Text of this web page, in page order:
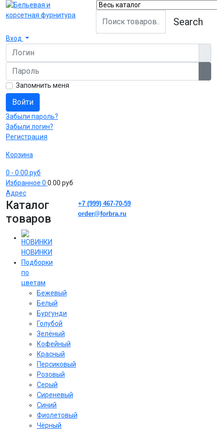
Search
Вход
Логин
Пароль
Запомнить меня
Войти
Забыли пароль?
Забыли логин?
Регистрация
Корзина
0 - 0.00 руб
Избранное 0 0.00 руб
Адрес
Каталог
товаров
НОВИНКИ
Подборки
по
цветам
Бежевый
Белый
Бургунди
Голубой
Зелёный
Кофейный
Красный
Персиковый
Розовый
Серый
Сиреневый
Cиний
Фиолетовый
Чёрный
+7 (999) 467-70-59
order@forbra.ru